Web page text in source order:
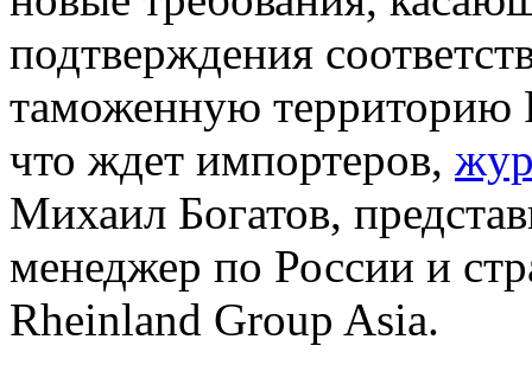
подтверждения
таможенную территорию
что ждет импортеров,
Михаил Богатов,
менеджер по России и
Rheinland Group Asia.